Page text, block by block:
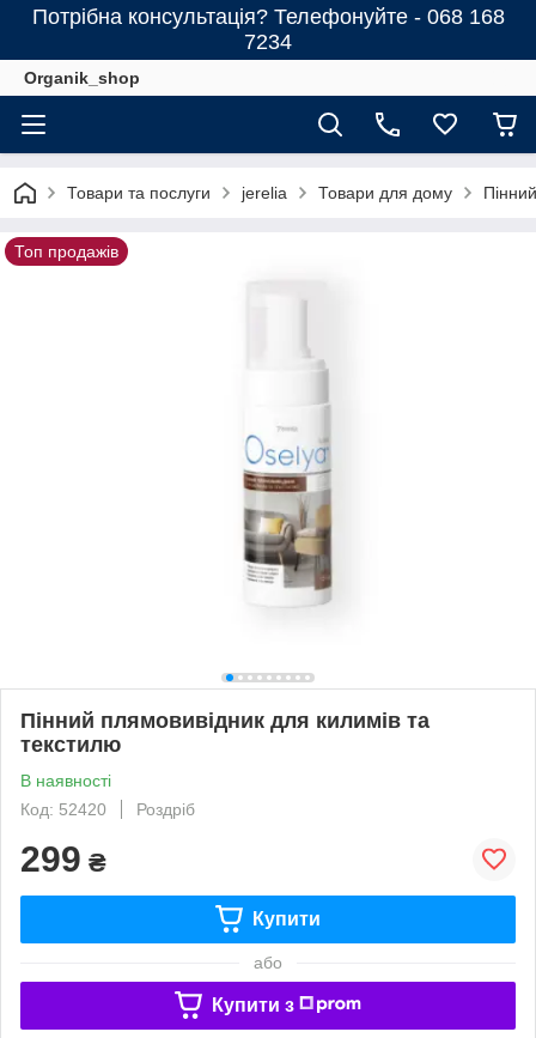
Потрібна консультація? Телефонуйте - 068 168
7234
Organik_shop
Товари та послуги jerelia Товари для дому
Топ продажів
Пінний плямовивідник для килимів та
текстилю
В наявності
Код: 52420
Роздріб
299 ₴
Купити
або
Купити з